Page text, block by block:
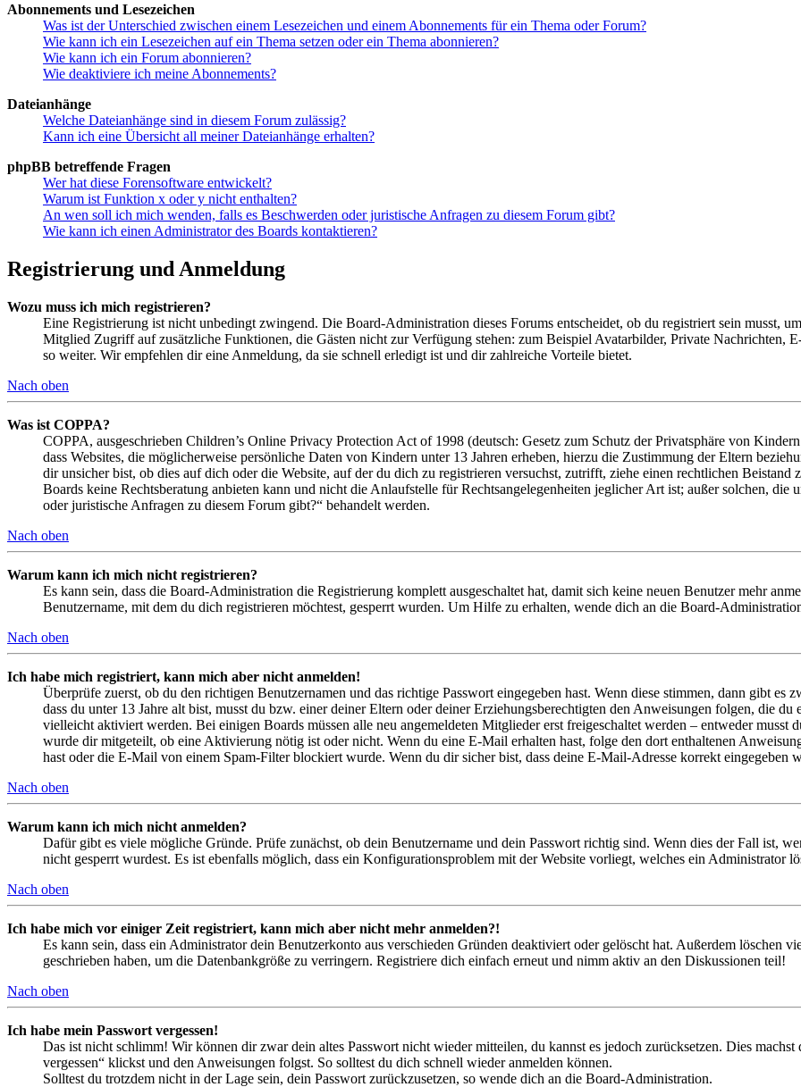
Abonnements und Lesezeichen
Was ist der Unterschied zwischen einem Lesezeichen und einem Abonnements für ein Thema oder Forum?
Wie kann ich ein Lesezeichen auf ein Thema setzen oder ein Thema abonnieren?
Wie kann ich ein Forum abonnieren?
Wie deaktiviere ich meine Abonnements?
Dateianhänge
Welche Dateianhänge sind in diesem Forum zulässig?
Kann ich eine Übersicht all meiner Dateianhänge erhalten?
phpBB betreffende Fragen
Wer hat diese Forensoftware entwickelt?
Warum ist Funktion x oder y nicht enthalten?
An wen soll ich mich wenden, falls es Beschwerden oder juristische Anfragen zu diesem Forum gibt?
Wie kann ich einen Administrator des Boards kontaktieren?
Registrierung und Anmeldung
Wozu muss ich mich registrieren?
Eine Registrierung ist nicht unbedingt zwingend. Die Board-Administration dieses Forums entscheidet, ob du registriert sein musst,
Mitglied Zugriff auf zusätzliche Funktionen, die Gästen nicht zur Verfügung stehen: zum Beispiel Avatarbilder, Private Nachrichten,
so weiter. Wir empfehlen dir eine Anmeldung, da sie schnell erledigt ist und dir zahlreiche Vorteile bietet.
Nach oben
Was ist COPPA?
COPPA, ausgeschrieben Children’s Online Privacy Protection Act of 1998 (deutsch: Gesetz zum Schutz der Privatsphäre von
dass Websites, die möglicherweise persönliche Daten von Kindern unter 13 Jahren erheben, hierzu die Zustimmung der Eltern
dir unsicher bist, ob dies auf dich oder die Website, auf der du dich zu registrieren versuchst, zutrifft, ziehe einen rechtlichen
Boards keine Rechtsberatung anbieten kann und nicht die Anlaufstelle für Rechtsangelegenheiten jeglicher Art ist; außer solchen,
oder juristische Anfragen zu diesem Forum gibt?“ behandelt werden.
Nach oben
Warum kann ich mich nicht registrieren?
Es kann sein, dass die Board-Administration die Registrierung komplett ausgeschaltet hat, damit sich keine neuen Benutzer mehr
Benutzername, mit dem du dich registrieren möchtest, gesperrt wurden. Um Hilfe zu erhalten, wende dich an die Board-
Nach oben
Ich habe mich registriert, kann mich aber nicht anmelden!
Überprüfe zuerst, ob du den richtigen Benutzernamen und das richtige Passwort eingegeben hast. Wenn diese stimmen, dann gibt es
dass du unter 13 Jahre alt bist, musst du bzw. einer deiner Eltern oder deiner Erziehungsberechtigten den Anweisungen folgen, die
vielleicht aktiviert werden. Bei einigen Boards müssen alle neu angemeldeten Mitglieder erst freigeschaltet werden – entweder musst
wurde dir mitgeteilt, ob eine Aktivierung nötig ist oder nicht. Wenn du eine E-Mail erhalten hast, folge den dort enthaltenen
hast oder die E-Mail von einem Spam-Filter blockiert wurde. Wenn du dir sicher bist, dass deine E-Mail-Adresse korrekt eingegeben
Nach oben
Warum kann ich mich nicht anmelden?
Dafür gibt es viele mögliche Gründe. Prüfe zunächst, ob dein Benutzername und dein Passwort richtig sind. Wenn dies der Fall ist,
nicht gesperrt wurdest. Es ist ebenfalls möglich, dass ein Konfigurationsproblem mit der Website vorliegt, welches ein Administrator
Nach oben
Ich habe mich vor einiger Zeit registriert, kann mich aber nicht mehr anmelden?!
Es kann sein, dass ein Administrator dein Benutzerkonto aus verschieden Gründen deaktiviert oder gelöscht hat. Außerdem löschen
geschrieben haben, um die Datenbankgröße zu verringern. Registriere dich einfach erneut und nimm aktiv an den Diskussionen teil!
Nach oben
Ich habe mein Passwort vergessen!
Das ist nicht schlimm! Wir können dir zwar dein altes Passwort nicht wieder mitteilen, du kannst es jedoch zurücksetzen. Dies
vergessen“ klickst und den Anweisungen folgst. So solltest du dich schnell wieder anmelden können.
Solltest du trotzdem nicht in der Lage sein, dein Passwort zurückzusetzen, so wende dich an die Board-Administration.